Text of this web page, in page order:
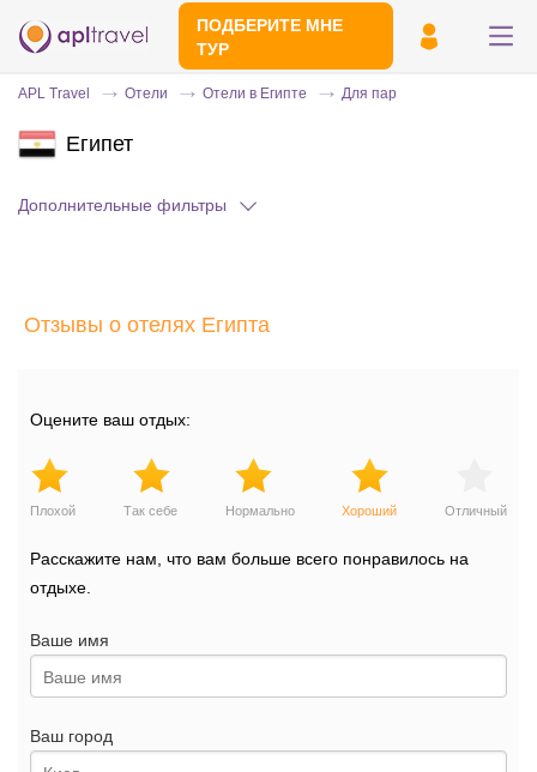
ПОДБЕРИТЕ МНЕ
ТУР
Отправьте свой номер телефона
APL Travel Отели Отели в Египте Для пар
Египет
Дополнительные фильтры
Отзывы о отелях Египта
Оцените ваш отдых:
Плохой Так себе Нормально Хороший Отличный
Расскажите нам, что вам больше всего понравилось на
отдыхе.
Ваше имя
Ваш город